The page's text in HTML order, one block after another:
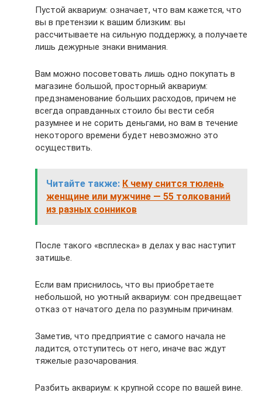
Пустой аквариум: означает, что вам кажется, что
вы в претензии к вашим близким: вы
рассчитываете на сильную поддержку, а получаете
лишь дежурные знаки внимания.
Вам можно посоветовать лишь одно покупать в
магазине большой, просторный аквариум:
предзнаменование больших расходов, причем не
всегда оправданных стоило бы вести себя
разумнее и не сорить деньгами, но вам в течение
некоторого времени будет невозможно это
осуществить.
Читайте также: К чему снится тюлень
женщине или мужчине — 55 толкований
из разных сонников
После такого «всплеска» в делах у вас наступит
затишье.
Если вам приснилось, что вы приобретаете
небольшой, но уютный аквариум: сон предвещает
отказ от начатого дела по разумным причинам.
Заметив, что предприятие с самого начала не
ладится, отступитесь от него, иначе вас ждут
тяжелые разочарования.
Разбить аквариум: к крупной ссоре по вашей вине.